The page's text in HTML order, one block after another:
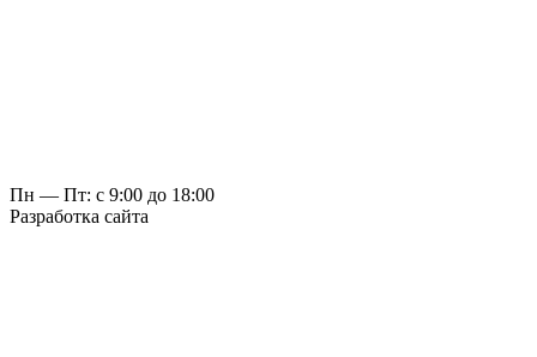
Пн — Пт: с 9:00 до 18:00
Разработка сайта